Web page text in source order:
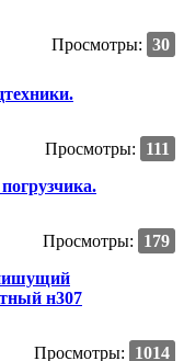
Просмотры: 30
Просмотры:
111
Просмотры:
179
н307
Просмотры: 1014